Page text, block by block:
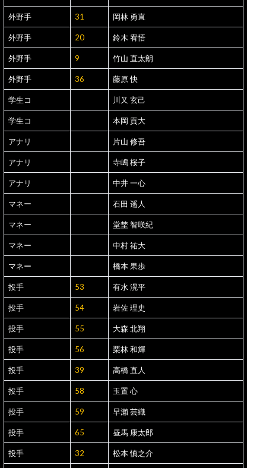
外野手 31 岡林 勇直
外野手 20 鈴木 宥悟
外野手 9 竹山 直太朗
外野手 36 藤原 快
学生コ 川又 玄己
学生コ 本岡 貢大
アナリ 片山 修吾
アナリ 寺嶋 桜子
アナリ 中井 一心
マネー 石田 遥人
マネー 堂埜 智咲紀
マネー 中村 祐大
マネー 橋本 果歩
投手 53 有水 滉平
投手 54 岩佐 理史
投手 55 大森 北翔
投手 56 栗林 和輝
投手 39 高橋 直人
投手 58 玉置 心
投手 59 早瀨 芸織
投手 65 昼馬 康太郎
投手 32 松本 慎之介